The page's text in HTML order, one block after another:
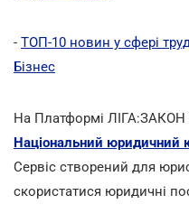
- ТОП-10 новин у сфері
Бізнес
На Платформі ЛІГА:ЗАКОН
Національний юридичний
Сервіс створений для
скористатися юридичні